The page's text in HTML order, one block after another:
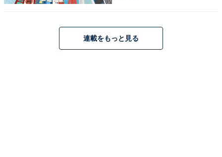
連載をもっと見る